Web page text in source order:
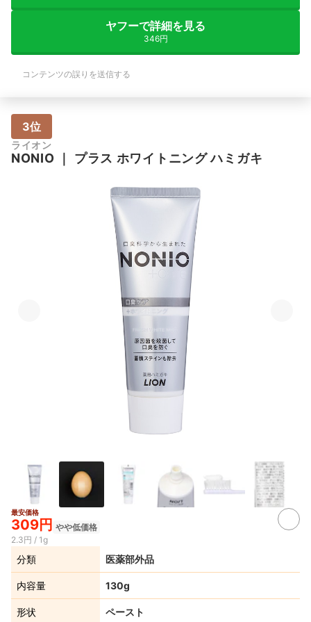
ヤフーで詳細を見る
346円
コンテンツの誤りを送信する
3位
ライオン
NONIO プラス ホワイトニング ハミガキ
最安価格
309円 やや低価格
2.3円 / 1g
分類 医薬部外品
内容量 130g
形状 ペースト